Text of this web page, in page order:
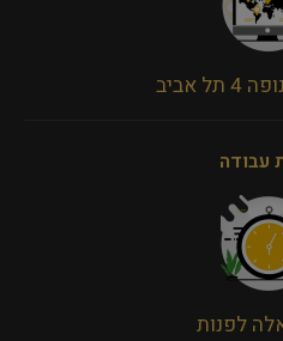
אביב
עבודה
לפנות